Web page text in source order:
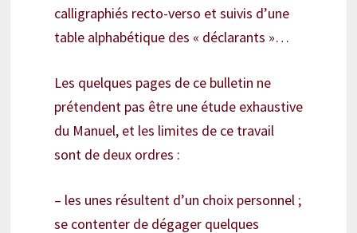
calligraphiés recto-verso et suivis d’une
table alphabétique des « déclarants »…
Les quelques pages de ce bulletin ne
prétendent pas être une étude exhaustive
du Manuel, et les limites de ce travail
sont de deux ordres :
– les unes résultent d’un choix personnel ;
se contenter de dégager quelques